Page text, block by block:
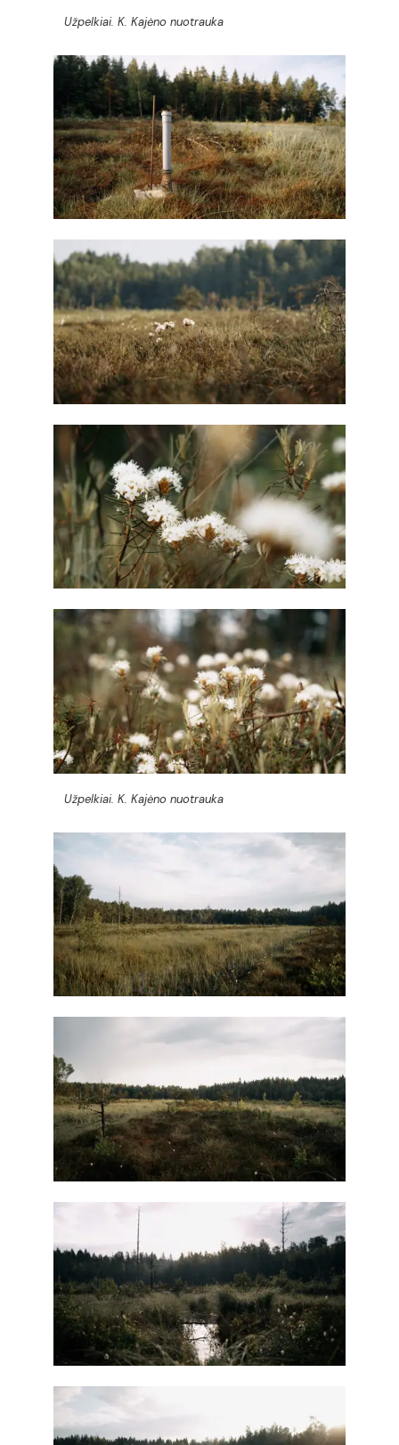
Užpelkiai. K. Kajėno nuotrauka
Užpelkiai. K. Kajėno nuotrauka